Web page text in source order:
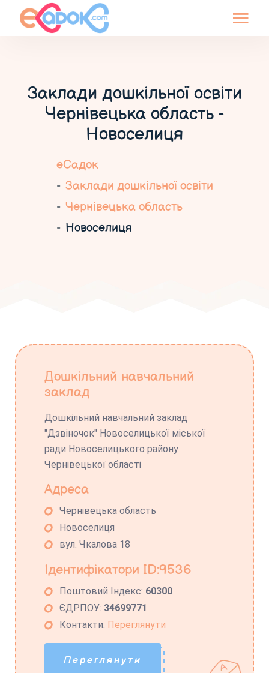
Заклади дошкільної освіти
Чернівецька область -
Новоселиця
еСадок
Заклади дошкільної освіти
Чернівецька область
Новоселиця
Дошкільний навчальний
заклад
Дошкільний навчальний заклад
"Дзвіночок" Новоселицької міської
ради Новоселицького району
Чернівецької області
Адреса
Чернівецька область
Новоселиця
вул. Чкалова 18
Ідентифікатори ID:9536
Поштовий Індекс: 60300
ЄДРПОУ: 34699771
Контакти: Переглянути
Переглянути